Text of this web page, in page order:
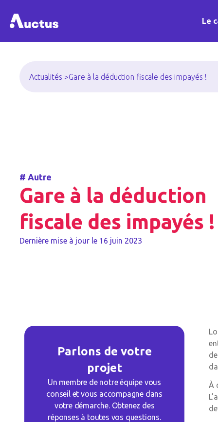
Le
Actualités >Gare à la déduction fiscale des impayés !
# Autre
Gare à la déduction
fiscale des impayés !
Dernière mise à jour le 16 juin 2023
Parlons de votre
projet
Un membre de notre équipe vous
conseil et vous accompagne dans
votre démarche. Obtenez des
réponses à toutes vos questions.
À